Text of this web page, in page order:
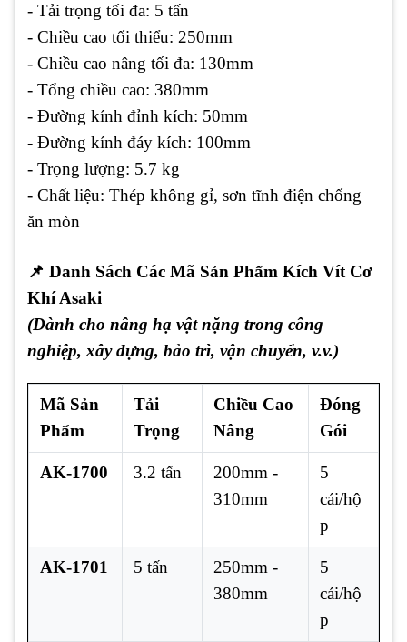
- Tải trọng tối đa: 5 tấn
- Chiều cao tối thiểu: 250mm
- Chiều cao nâng tối đa: 130mm
- Tổng chiều cao: 380mm
- Đường kính đỉnh kích: 50mm
- Đường kính đáy kích: 100mm
- Trọng lượng: 5.7 kg
- Chất liệu: Thép không gỉ, sơn tĩnh điện chống
ăn mòn
📌 Danh Sách Các Mã Sản Phẩm Kích Vít Cơ
Khí Asaki
(Dành cho nâng hạ vật nặng trong công
nghiệp, xây dựng, bảo trì, vận chuyển, v.v.)
Mã Sản
Phẩm
Tải
Trọng
Chiều Cao
Nâng
Đóng
Gói
AK-1700 3.2 tấn
200mm -
310mm
5
cái/hộ
p
AK-1701 5 tấn
250mm -
380mm
5
cái/hộ
p